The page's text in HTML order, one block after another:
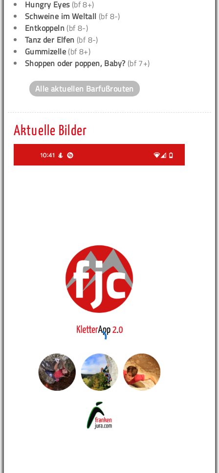
Hungry Eyes(bf 8+)
Schweine im Weltall (bf 8-)
Entkoppeln (bf 8-)
Tanz der Elfen (bf 8-)
Gummizelle (bf 8+)
Shoppen oder poppen, Baby? (bf 7+)
Alle aktuellen Barfußrouten
Aktuelle Bilder